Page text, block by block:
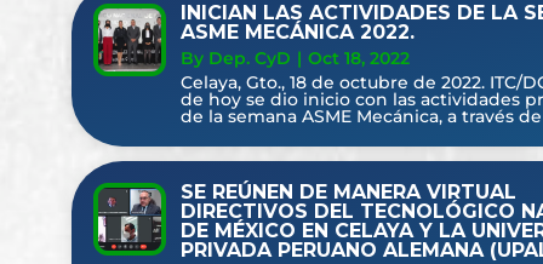
INICIAN LAS ACTIVIDADES DE LA
ASME MECÁNICA 2022.
By Dep. CyD | Oct 18, 2022
Celaya, Gto., 18 de octubre de 2022. ITC/
de hoy se dio inicio con las actividades
de la semana ASME Mecánica, a través
SE REÚNEN DE MANERA VIRTUAL
DIRECTIVOS DEL TECNOLÓGICO
DE MÉXICO EN CELAYA Y LA
PRIVADA PERUANO ALEMANA